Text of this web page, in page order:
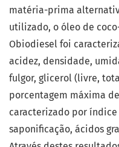
matéria-prima
utilizado, o óleo de
Obiodiesel foi
acidez, densidade,
fulgor, glicerol (livre,
porcentagem máxima
caracterizado por
saponificação, ácidos